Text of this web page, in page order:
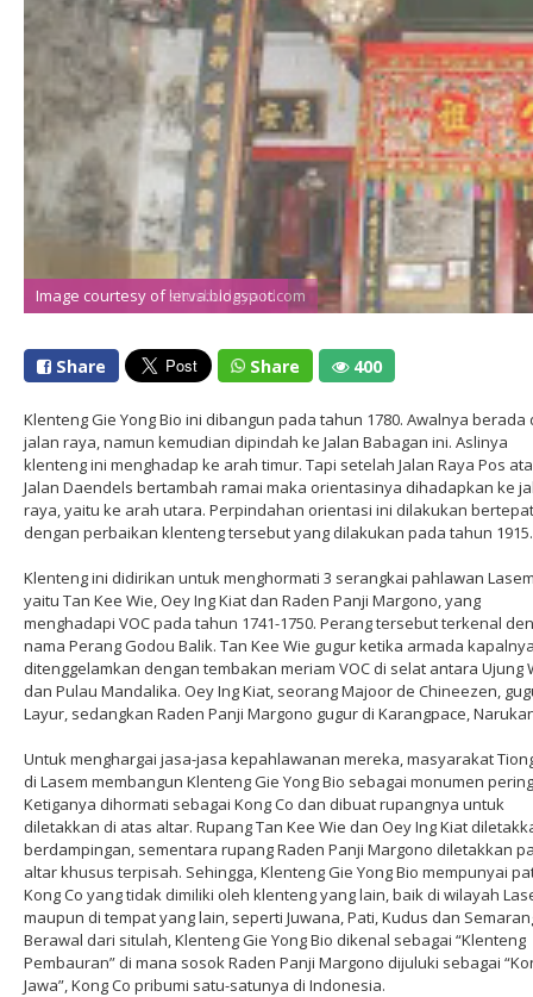
Image courtesy of situsbudaya.id
Image courtesy of lerva.blogspot.com
Share Share 400
Klenteng Gie Yong Bio ini dibangun pada tahun 1780. Awalnya berada
jalan raya, namun kemudian dipindah ke Jalan Babagan ini. Aslinya
klenteng ini menghadap ke arah timur. Tapi setelah Jalan Raya Pos
Jalan Daendels bertambah ramai maka orientasinya dihadapkan ke
raya, yaitu ke arah utara. Perpindahan orientasi ini dilakukan
dengan perbaikan klenteng tersebut yang dilakukan pada tahun 1915.
Klenteng ini didirikan untuk menghormati 3 serangkai pahlawan
yaitu Tan Kee Wie, Oey Ing Kiat dan Raden Panji Margono, yang
menghadapi VOC pada tahun 1741-1750. Perang tersebut terkenal
nama Perang Godou Balik. Tan Kee Wie gugur ketika armada
ditenggelamkan dengan tembakan meriam VOC di selat antara Ujung
dan Pulau Mandalika. Oey Ing Kiat, seorang Majoor de Chineezen,
Layur, sedangkan Raden Panji Margono gugur di Karangpace,
Untuk menghargai jasa-jasa kepahlawanan mereka, masyarakat
di Lasem membangun Klenteng Gie Yong Bio sebagai monumen
Ketiganya dihormati sebagai Kong Co dan dibuat rupangnya untuk
diletakkan di atas altar. Rupang Tan Kee Wie dan Oey Ing Kiat
berdampingan, sementara rupang Raden Panji Margono diletakkan
altar khusus terpisah. Sehingga, Klenteng Gie Yong Bio mempunyai
Kong Co yang tidak dimiliki oleh klenteng yang lain, baik di wilayah
maupun di tempat yang lain, seperti Juwana, Pati, Kudus dan
Berawal dari situlah, Klenteng Gie Yong Bio dikenal sebagai “Klenteng
Pembauran” di mana sosok Raden Panji Margono dijuluki sebagai
Jawa”, Kong Co pribumi satu-satunya di Indonesia.